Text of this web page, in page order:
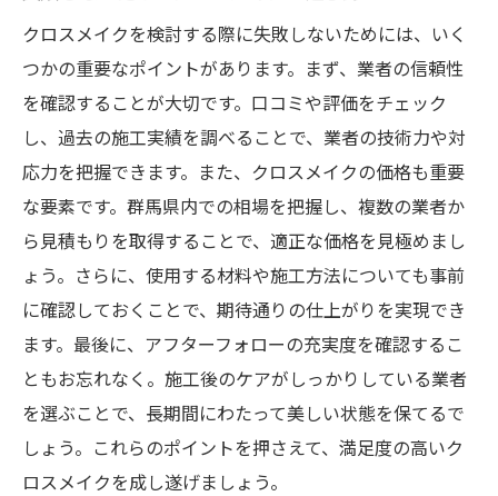
クロスメイクを検討する際に失敗しないためには、いく
つかの重要なポイントがあります。まず、業者の信頼性
を確認することが大切です。口コミや評価をチェック
し、過去の施工実績を調べることで、業者の技術力や対
応力を把握できます。また、クロスメイクの価格も重要
な要素です。群馬県内での相場を把握し、複数の業者か
ら見積もりを取得することで、適正な価格を見極めまし
ょう。さらに、使用する材料や施工方法についても事前
に確認しておくことで、期待通りの仕上がりを実現でき
ます。最後に、アフターフォローの充実度を確認するこ
ともお忘れなく。施工後のケアがしっかりしている業者
を選ぶことで、長期間にわたって美しい状態を保てるで
しょう。これらのポイントを押さえて、満足度の高いク
ロスメイクを成し遂げましょう。